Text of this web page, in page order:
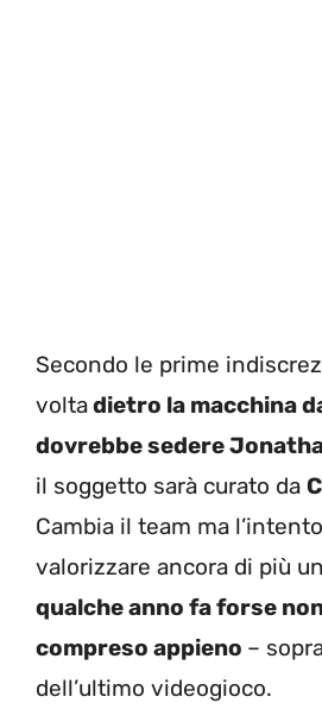
Secondo le prime
voltadietro la macchina
dovrebbe sedere
il soggetto sarà curato da
Cambia il team ma
valorizzare ancora di più
qualche anno fa forse
compreso appieno –
dell’ultimo videogioco.